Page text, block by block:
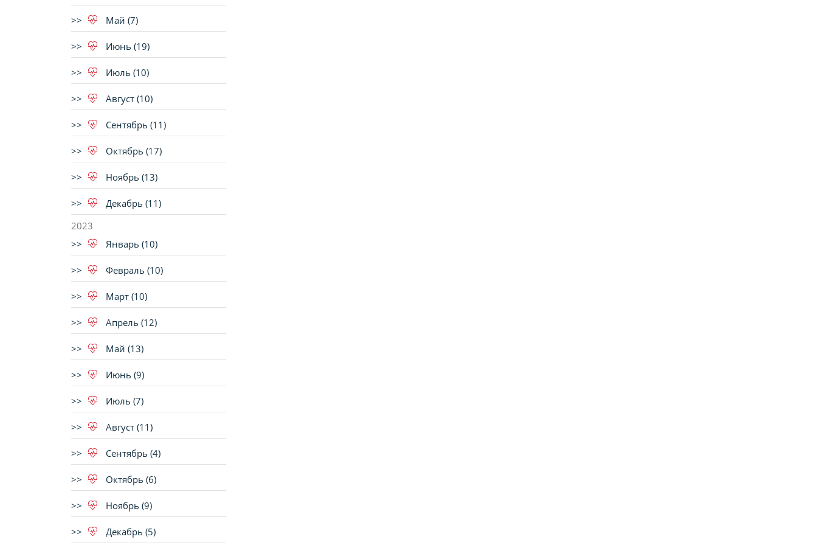
Май (7)
Июнь (19)
Июль (10)
Август (10)
Сентябрь (11)
Октябрь (17)
Ноябрь (13)
Декабрь (11)
2023
Январь (10)
Февраль (10)
Март (10)
Апрель (12)
Май (13)
Июнь (9)
Июль (7)
Август (11)
Сентябрь (4)
Октябрь (6)
Ноябрь (9)
Декабрь (5)